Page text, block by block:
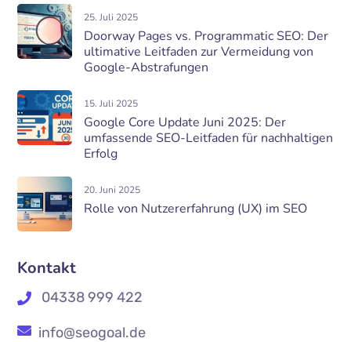
25. Juli 2025
Doorway Pages vs. Programmatic SEO: Der
ultimative Leitfaden zur Vermeidung von
Google-Abstrafungen
15. Juli 2025
Google Core Update Juni 2025: Der
umfassende SEO-Leitfaden für nachhaltigen
Erfolg
20. Juni 2025
Rolle von Nutzererfahrung (UX) im SEO
Kontakt
04338 999 422
info@seogoal.de